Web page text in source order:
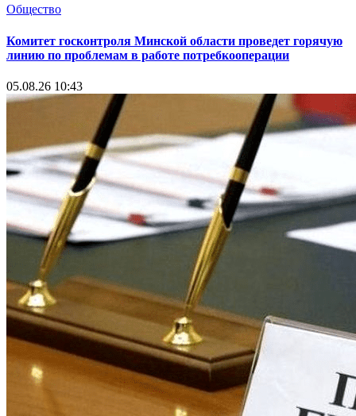
Общество
Комитет госконтроля Минской области проведет горячую
линию по проблемам в работе потребкооперации
05.08.26 10:43